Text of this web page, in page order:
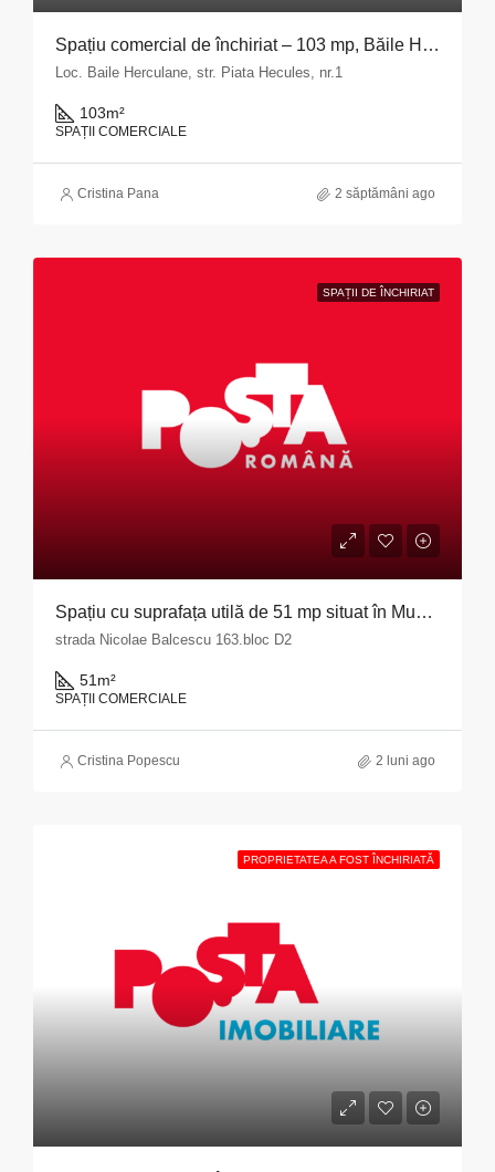
Spațiu comercial de închiriat – 103 mp, Băile Herculane
Loc. Baile Herculane, str. Piata Hecules, nr.1
103m²
SPAȚII COMERCIALE
Cristina Pana 2 săptămâni ago
SPAȚII DE ÎNCHIRIAT
Spațiu cu suprafața utilă de 51 mp situat în Municipiul Pitești, str. Nicolae Bălcescu nr. 163, bloc D2, județul Argeș
strada Nicolae Balcescu 163.bloc D2
51 m²
SPAȚII COMERCIALE
Cristina Popescu 2 luni ago
PROPRIETATEA A FOST ÎNCHIRIATĂ